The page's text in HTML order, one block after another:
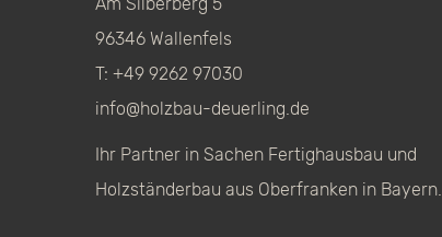
96346 Wallenfels
T: +49 9262 97030
info@holzbau-deuerling.de
Ihr Partner in Sachen Fertighausbau und
Holzständerbau aus Oberfranken in Bayern.